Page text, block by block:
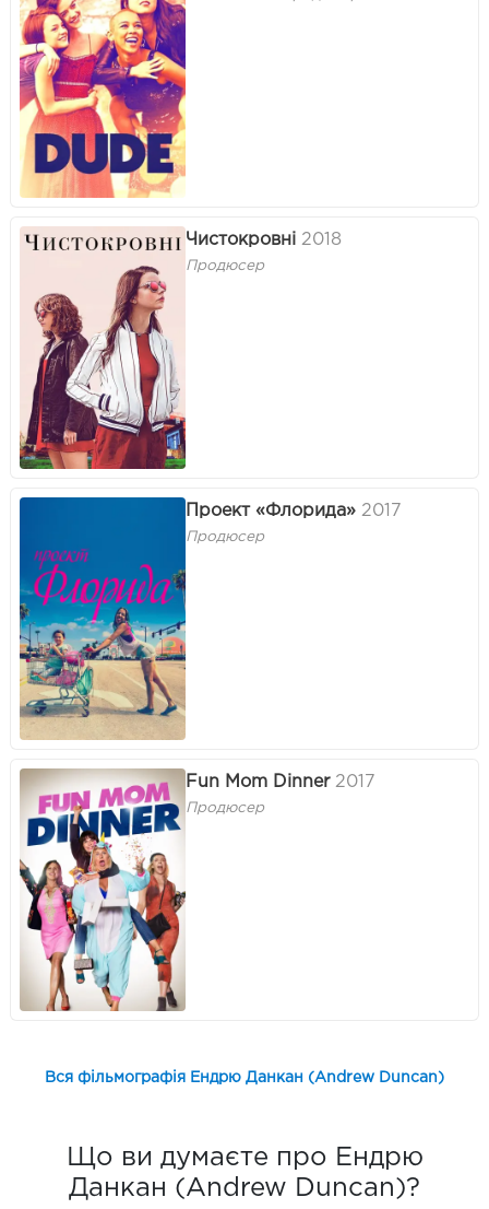
Чистокровні 2018
Продюсер
Проект «Флорида» 2017
Продюсер
Fun Mom Dinner 2017
Продюсер
Вся фільмографія Ендрю Данкан (Andrew Duncan)
Що ви думаєте про Ендрю
Данкан (Andrew Duncan)?